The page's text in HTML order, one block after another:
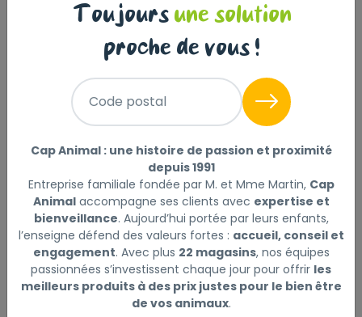
SANTÉ DU PELAGE
Le poil du Yorkshire Terrier est connu pour sa
croissance continue et sa douceur naturelle. Cette
formule exclusive aide à maintenir la santé du long
pelage du Yorkshire Terrier. Enrichi avec des teneurs
adaptées en acides gras oméga-3, oméga-6, en huile
de bourrache et en biotine.
SATISFAIT LES APPÉTITS DIFFICILES
Avec un appétit extrêmement difficile, le Yorkshire
Terrier bénéficie d’un aliment hautement appétent.
Cette formule aide à satisfaire les appétits les plus
difficiles grâce à une combinaison de saveurs et
d’arômes exceptionnels.
Toujours une solution
proche de vous !
Code postal
Cap Animal : une histoire de passion et proximité
depuis 1991
Entreprise familiale fondée par M. et Mme Martin, Cap
Animalaccompagne ses clients avec expertise et
bienveillance. Aujourd’hui portée par leurs enfants,
l’enseigne défend des valeurs fortes : accueil, conseil et
engagement. Avec plus 22 magasins, nos équipes
passionnées s’investissent chaque jour pour offrir les
meilleurs produits à des prix justes pour le bien être
de vos animaux.